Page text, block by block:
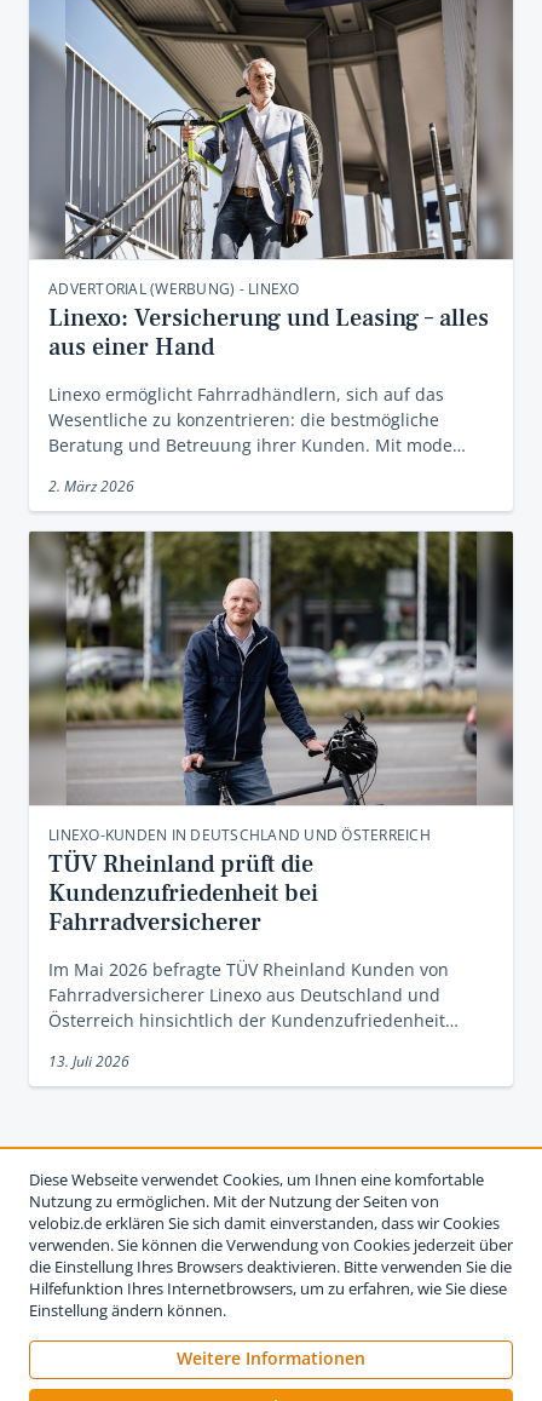
ADVERTORIAL (WERBUNG) - LINEXO
Linexo: Versicherung und Leasing – alles
aus einer Hand
Linexo ermöglicht Fahrradhändlern, sich auf das
Wesentliche zu konzentrieren: die bestmögliche
Beratung und Betreuung ihrer Kunden. Mit mode…
2. März 2026
LINEXO-KUNDEN IN DEUTSCHLAND UND ÖSTERREICH
TÜV Rheinland prüft die
Kundenzufriedenheit bei
Fahrradversicherer
Im Mai 2026 befragte TÜV Rheinland Kunden von
Fahrradversicherer Linexo aus Deutschland und
Österreich hinsichtlich der Kundenzufriedenheit…
13. Juli 2026
Diese Webseite verwendet Cookies, um Ihnen eine komfortable
Nutzung zu ermöglichen. Mit der Nutzung der Seiten von
velobiz.de erklären Sie sich damit einverstanden, dass wir Cookies
verwenden. Sie können die Verwendung von Cookies jederzeit über
die Einstellung Ihres Browsers deaktivieren. Bitte verwenden Sie die
Hilfefunktion Ihres Internetbrowsers, um zu erfahren, wie Sie diese
Einstellung ändern können.
Weitere Informationen
Impressum Nutzungsbedingungen
Datenschutzerklärung